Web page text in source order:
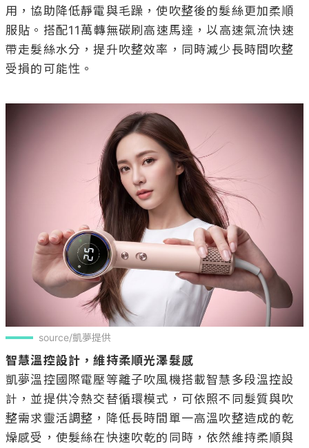
用，協助降低靜電與毛躁，使吹整後的髮絲更加柔順
服貼。搭配11萬轉無碳刷高速馬達，以高速氣流快速
帶走髮絲水分，提升吹整效率，同時減少長時間吹整
受損的可能性。
source/凱夢提供
智慧溫控設計，維持柔順光澤髮感
凱夢溫控國際電壓等離子吹風機搭載智慧多段溫控設
計，並提供冷熱交替循環模式，可依照不同髮質與吹
整需求靈活調整，降低長時間單一高溫吹整造成的乾
燥感受，使髮絲在快速吹乾的同時，依然維持柔順與